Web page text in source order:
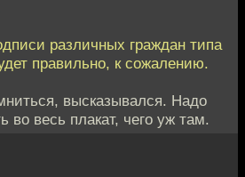
различных граждан типа
правильно, к сожалению.
высказывался. Надо
во весь плакат, чего уж там.